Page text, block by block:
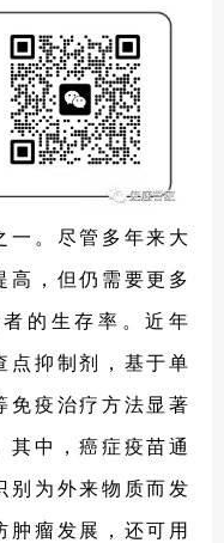
一。尽管多年来大
高，但仍需要更多
的生存率。近年
点抑制剂，基于单
免疫治疗方法显著
其中，癌症疫苗通
别为外来物质而发
肿瘤发展，还可用